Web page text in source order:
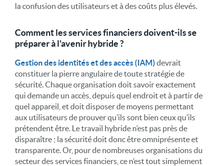
la confusion des utilisateurs et à des coûts plus élevés.
Comment les services financiers doivent-ils se
préparer à l'avenir hybride ?
Gestion des identités et des accès (IAM) devrait
constituer la pierre angulaire de toute stratégie de
sécurité. Chaque organisation doit savoir exactement
qui demande un accès, depuis quel endroit et à partir de
quel appareil, et doit disposer de moyens permettant
aux utilisateurs de prouver qu’ils sont bien ceux qu’ils
prétendent être. Le travail hybride n’est pas près de
disparaître ; la sécurité doit donc être omniprésente et
transparente. Or, pour de nombreuses organisations du
secteur des services financiers, ce n’est tout simplement